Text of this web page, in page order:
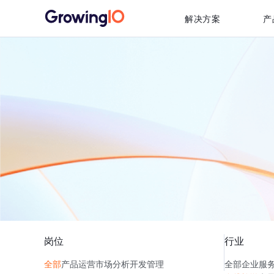
解决方案 产
岗位
全部产品运营市场分析开发管理
行业
全部企业服